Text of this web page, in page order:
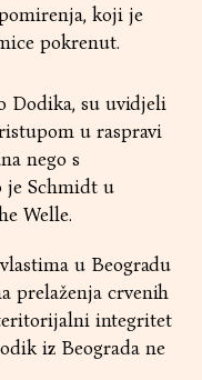
koji je
pokrenut.
Dodika, su uvidjeli
u raspravi
nego s
je Schmidt u
Welle.
u Beogradu
prelaženja crvenih
integritet
iz Beograda ne